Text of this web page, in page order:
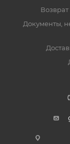
Документы,